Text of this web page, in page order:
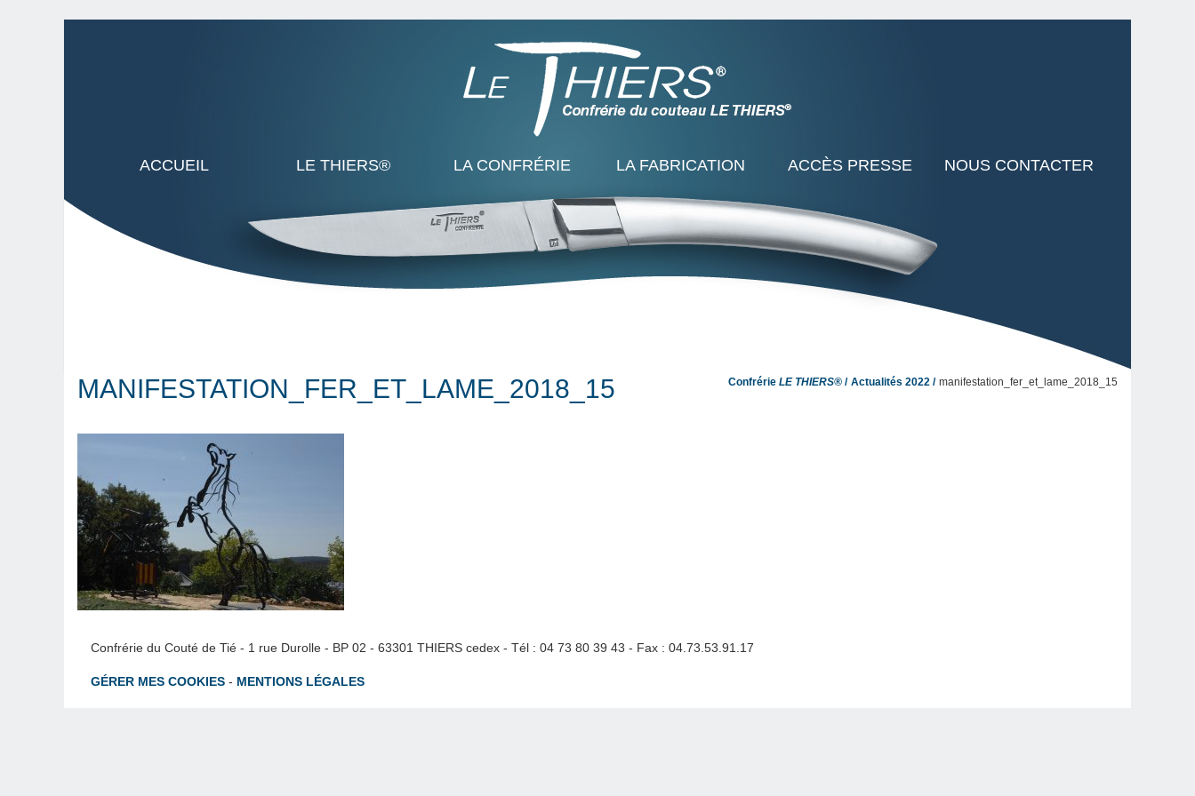
ACCUEIL LE THIERS® LA CONFRÉRIE LA FABRICATION ACCÈS PRESSE NOUS CONTACTER
MANIFESTATION_FER_ET_LAME_2018_15 Confrérie LE THIERS® Actualités 2022 manifestation_fer_et_lame_2018_15
Confrérie du Couté de Tié - 1 rue Durolle - BP 02 - 63301 THIERS cedex - Tél : 04 73 80 39 43 - Fax : 04.73.53.91.17
GÉRER MES COOKIES - MENTIONS LÉGALES